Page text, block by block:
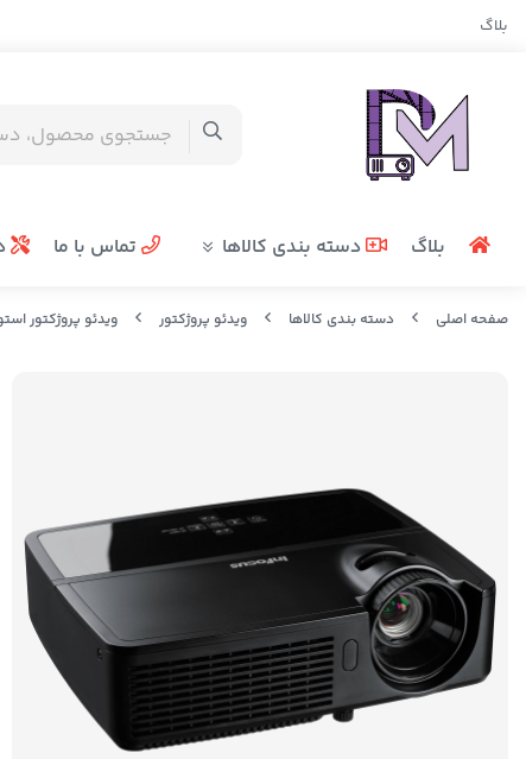
بلاگ
بلاگ دسته بندی کالاها تماس با ما
صفحه اصلی دسته بندی کالاها ویدئو پروژکتور ویدئو پروژکتور